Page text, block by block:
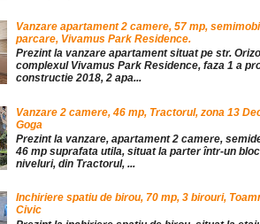
Vanzare apartament 2 camere, 57 mp,
parcare, Vivamus Park Residence.
Prezint la vanzare apartament situat pe str.
complexul Vivamus Park Residence, faza 1 a
constructie 2018, 2 apa...
Vanzare 2 camere, 46 mp, Tractorul, zona 13
Goga
Prezint la vanzare, apartament 2 camere,
46 mp suprafata utila, situat la parter într-un
niveluri, din Tractorul, ...
Inchiriere spatiu de birou, 70 mp, 3 birouri,
Civic